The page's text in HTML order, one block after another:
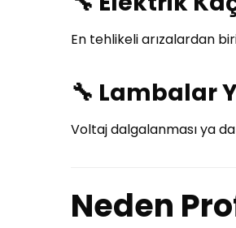
En tehlikeli arızalardan
🔧 Lambalar
Voltaj dalgalanması ya
Neden